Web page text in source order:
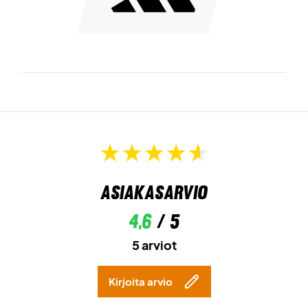
Asiakasarvio
4,6/ 5
5 arviot
Kirjoita arvio